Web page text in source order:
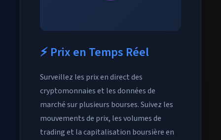
⚡ Prix en Temps Réel
Surveillez les prix en direct des
cryptomonnaies et les données de
marché sur plusieurs bourses. Suivez les
mouvements de prix, les volumes de
trading et la capitalisation boursière en